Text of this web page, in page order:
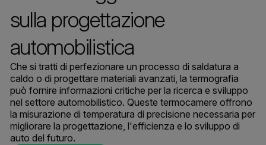
sulla progettazione
automobilistica
Che si tratti di perfezionare un processo di saldatura a
caldo o di progettare materiali avanzati, la termografia
può fornire informazioni critiche per la ricerca e sviluppo
nel settore automobilistico. Queste termocamere offrono
la misurazione di temperatura di precisione necessaria per
migliorare la progettazione, l'efficienza e lo sviluppo di
auto del futuro.